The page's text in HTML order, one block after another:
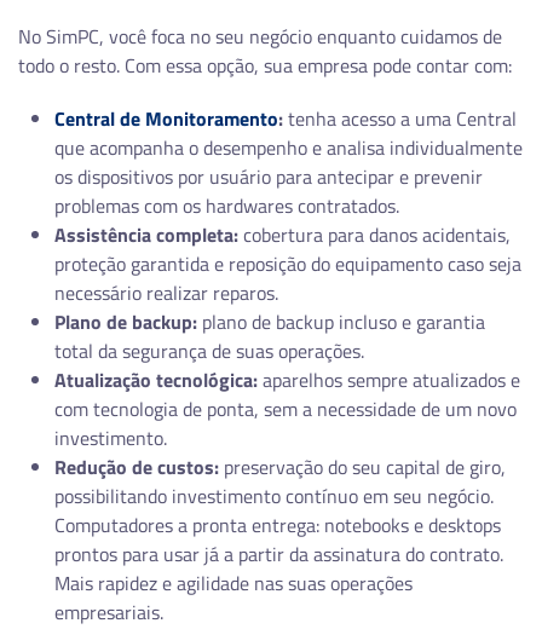
No SimPC, você foca no seu negócio enquanto cuidamos de
todo o resto. Com essa opção, sua empresa pode contar com:
Central de Monitoramento:tenha acesso a uma Central
que acompanha o desempenho e analisa individualmente
os dispositivos por usuário para antecipar e prevenir
problemas com os hardwares contratados.​
Assistência completa:cobertura para danos acidentais,
proteção garantida e reposição do equipamento caso seja
necessário realizar reparos.
Plano de backup: plano de backup incluso e garantia
total da segurança de suas operações.
Atualização tecnológica:aparelhos sempre atualizados e
com tecnologia de ponta, sem a necessidade de um novo
investimento.
Redução de custos: preservação do seu capital de giro,
possibilitando investimento contínuo em seu negócio.
Computadores a pronta entrega: notebooks e desktops
prontos para usar já a partir da assinatura do contrato.
Mais rapidez e agilidade nas suas operações
empresariais.